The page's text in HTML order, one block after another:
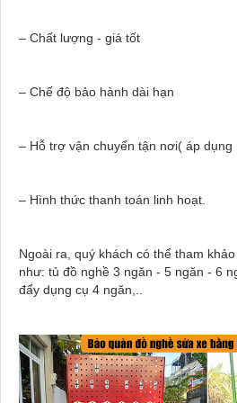
– Chất lượng - giá tốt
– Chế độ bảo hành dài hạn
– Hỗ trợ vận chuyển tận nơi( áp dụng
– Hình thức thanh toán linh hoạt.
Ngoài ra, quý khách có thể tham
như: tủ đồ nghề 3 ngăn - 5 ngăn - 6
đẩy dụng cụ 4 ngăn,..